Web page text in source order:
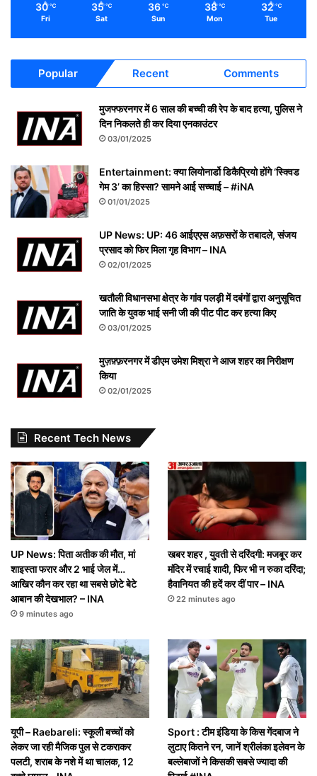
30 ℃
Fri
35 ℃
Sat
36 ℃
Sun
38 ℃
Mon
32 ℃
Tue
Popular Recent Comments
मुजफ्फरनगर में 6 साल की बच्ची की रेप के बाद हत्या, पुलिस ने
दिन निकलते ही कर दिया एनकाउंटर
03/01/2025
Entertainment: क्या लियोनार्डो डिकैप्रियो होंगे ‘स्क्विड
गेम 3’ का हिस्सा? सामने आई सच्चाई – #iNA
01/01/2025
UP News: UP: 46 आईएएस अफ़सरों के तबादले, संजय
प्रसाद को फिर मिला गृह विभाग – INA
02/01/2025
खतौली विधानसभा क्षेत्र के गांव पलड़ी में दबंगों द्वारा अनुसूचित
जाति के युवक भाई सनी जी की पीट पीट कर हत्या किए
03/01/2025
मुज़फ़्फ़रनगर में डीएम उमेश मिश्रा ने आज शहर का निरीक्षण
किया
02/01/2025
Recent Tech News
UP News: पिता अतीक की मौत, मां
शाइस्ता फरार और 2 भाई जेल में…
आखिर कौन कर रहा था सबसे छोटे बेटे
आबान की देखभाल? – INA
9 minutes ago
खबर शहर , युवती से दरिंदगी: मजबूर कर
मंदिर में रचाई शादी, फिर भी न रुका दरिंदा;
हैवानियत की हदें कर दीं पार – INA
22 minutes ago
यूपी – Raebareli: स्कूली बच्चों को
लेकर जा रही मैजिक पुल से टकराकर
पलटी, शराब के नशे में था चालक, 12
Sport : टीम इंडिया के किस गेंदबाज ने
लुटाए कितने रन, जानें श्रीलंका इलेवन के
बल्लेबाजों ने किसकी सबसे ज्यादा की